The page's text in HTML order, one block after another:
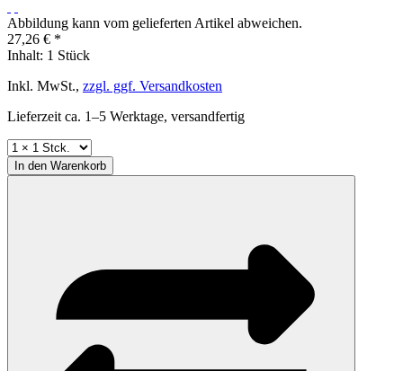
Abbildung kann vom gelieferten Artikel abweichen.
27,26 € *
Inhalt: 1 Stück
Inkl. MwSt., zzgl. ggf. Versandkosten
Lieferzeit ca. 1–5 Werktage, versandfertig
In den Warenkorb